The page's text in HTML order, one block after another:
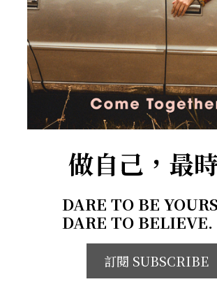
做自己，最
DARE TO BE
DARE TO BELIEVE.
訂閱 SUBSCRIBE